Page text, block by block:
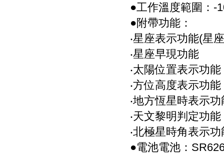
●工作溫度範圍：
●附帶功能 ：
‧星座表示功能(星
‧星座早現功能
‧太陽位置表示功能
‧方位高度表示功能
‧地方恆星時表示功
‧天文黎明判定功能
‧北極星時角表示功
●電池電池：